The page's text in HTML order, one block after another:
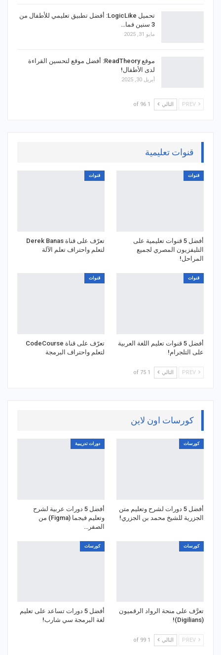
تحميل LogicLike: أفضل تطبيق تعليمي للأطفال من
3 سنين فما…
مايو 31, 2025
موقع ReadTheory: أفضل موقع لتحسين القراءة
لدى الأطفال!
أبريل 30, 2025
التالي 1 of 96
قنوات تعليمية
قنوات
أفضل 5 قنوات تعليمية على
التليفزيون المصري لجميع
المراحل!
قنوات
تعرّف على قناة Derek Banas
لتعلم واحتراف تعلم الآلة
قنوات
أفضل 5 قنوات تعليم اللغة العربية
على التلجرام!
قنوات
تعرّف على قناة CodeCourse
لتعلم واحتراف البرمجة
التالي 1 of 75
كورسات اون لاين
كورسات
أفضل 5 دورات لشرح وتعليم متن
الجزرية للشيخ محمد بن الجزري!
دورات تدريبية
أفضل 5 دورات عربية لشرح
وتعليم فيجما (Figma) من
الصفر…
كورسات
تعرَّف على منحة الرواد الرقميون
(Digilians)!
كورسات
أفضل 5 دورات تساعد على تعليم
لغة البرمجة سي شارب!
التالي 1 of 99